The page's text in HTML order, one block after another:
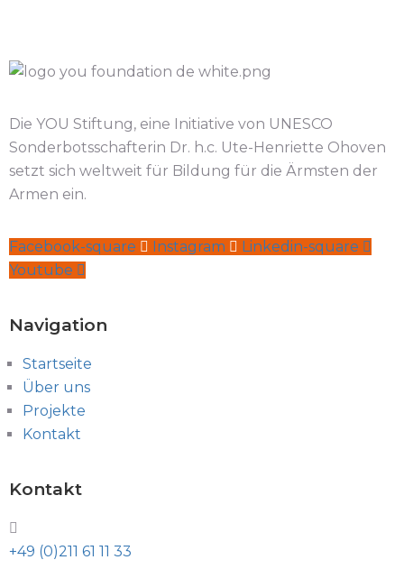
Die YOU Stiftung, eine Initiative von UNESCO
Sonderbotsschafterin Dr. h.c. Ute-Henriette Ohoven
setzt sich weltweit für Bildung für die Ärmsten der
Armen ein.
Facebook-square Instagram
Linkedin-square
Youtube
Navigation
Startseite
Über uns
Projekte
Kontakt
Kontakt
+49 (0)211 61 11 33